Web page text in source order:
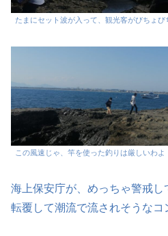
たまにセット波が入って、観光客がびちょび
この風速じゃ、竿を使った釣りは厳しいわよ
海上保安庁が、めっちゃ警戒し
転覆して潮流で流されそうなコ